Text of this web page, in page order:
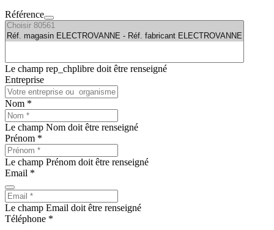
Référence
Le champ rep_chplibre doit être renseigné
Entreprise
Nom *
Le champ Nom doit être renseigné
Prénom *
Le champ Prénom doit être renseigné
Email *
Le champ Email doit être renseigné
Téléphone *